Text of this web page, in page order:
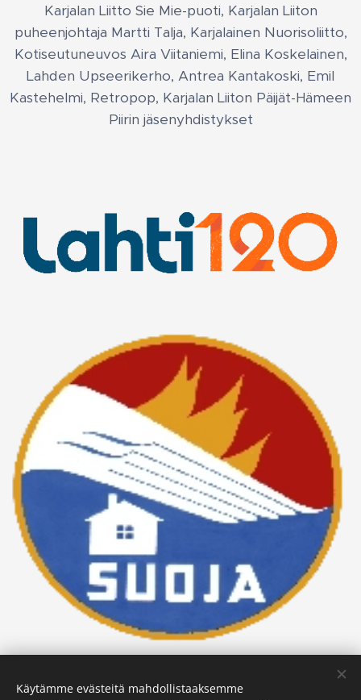
Karjalan Liitto Sie Mie-puoti, Karjalan Liiton
puheenjohtaja Martti Talja, Karjalainen Nuorisoliitto,
Kotiseutuneuvos Aira Viitaniemi, Elina Koskelainen,
Lahden Upseerikerho, Antrea Kantakoski, Emil
Kastehelmi, Retropop, Karjalan Liiton Päijät-Hämeen
Piirin jäsenyhdistykset
Käytämme evästeitä mahdollistaaksemme